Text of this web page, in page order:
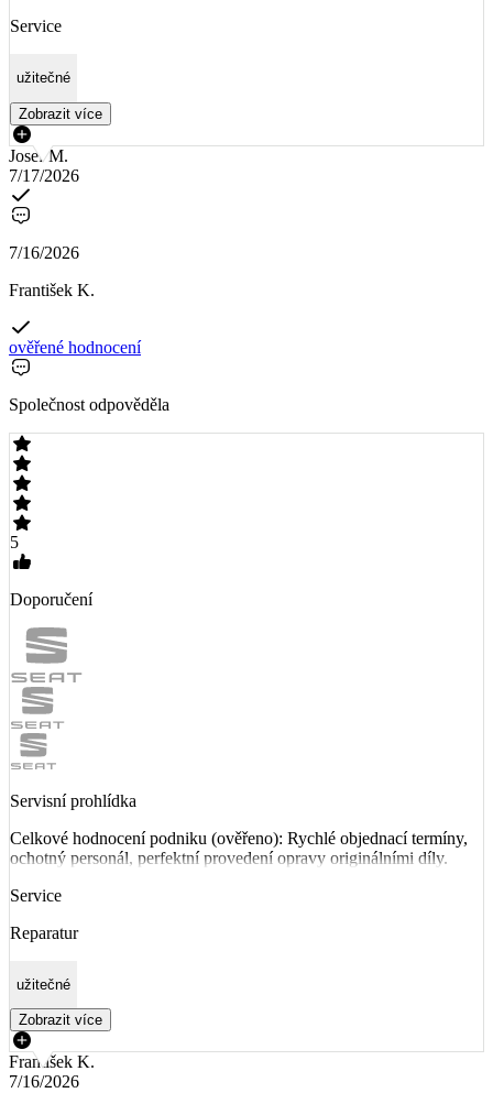
Service
užitečné
Zobrazit více
Josef M.
7/17/2026
7/16/2026
František K.
ověřené hodnocení
Společnost odpověděla
5
Doporučení
Servisní prohlídka
Celkové hodnocení podniku (ověřeno): Rychlé objednací termíny,
ochotný personál, perfektní provedení opravy originálními díly.
Service
Reparatur
užitečné
Zobrazit více
František K.
7/16/2026